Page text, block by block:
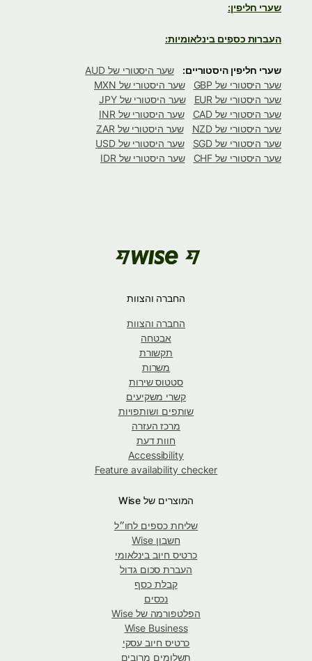
שערי חליפין:
העברות כספים בינלאומיות:
שערי חליפין היסטוריים:
שער היסטורי של AUD
שער היסטורי של GBP
שער היסטורי של MXN
שער היסטורי של EUR
שער היסטורי של JPY
שער היסטורי של CAD
שער היסטורי של INR
שער היסטורי של NZD
שער היסטורי של ZAR
שער היסטורי של SGD
שער היסטורי של USD
שער היסטורי של CHF
שער היסטורי של IDR
החברה והצוות
החברה והצוות
אבטחה
תקשורת
משרות
סטטוס שירות
קשרי משקיעים
שותפים ושותפויות
מרכז העזרה
חוות דעת
Accessibility
Feature availability checker
המוצרים של Wise
שליחת כספים לחו״ל
חשבון Wise
כרטיס חיוב בינלאומי
העברת סכום גדול
קבלת כסף
נכסים
הפלטפורמה של Wise
Wise Business
כרטיס חיוב עסקי
תשלומים מרובים